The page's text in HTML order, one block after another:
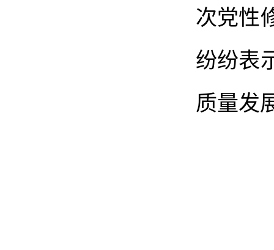
次党性
纷纷表
质量发